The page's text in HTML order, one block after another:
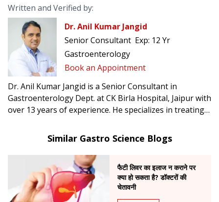
Written and Verified by:
Dr. Anil Kumar Jangid
Senior Consultant Exp: 12 Yr
Gastroenterology
Book an Appointment
Dr. Anil Kumar Jangid is a Senior Consultant in
Gastroenterology Dept. at CK Birla Hospital, Jaipur with
over 13 years of experience. He specializes in treating
Similar Gastro Science Blogs
फैटी लिवर का इलाज न कराने पर
क्या हो सकता है? डॉक्टरों की
चेतावनी